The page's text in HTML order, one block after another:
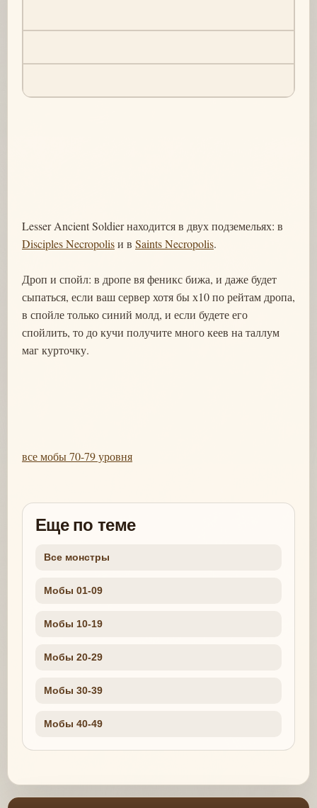
Lesser Ancient Soldier находится в двух подземельях: в
Disciples Necropolisи в Saints Necropolis.
Дроп и спойл: в дропе вя феникс бижа, и даже будет
сыпаться, если ваш сервер хотя бы х10 по рейтам дропа,
в спойле только синий молд, и если будете его
спойлить, то до кучи получите много кеев на таллум
маг курточку.
все мобы 70-79 уровня
Еще по теме
Все монстры
Мобы 01-09
Мобы 10-19
Мобы 20-29
Мобы 30-39
Мобы 40-49